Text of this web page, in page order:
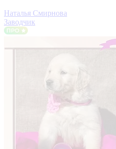
Наталья Смирнова
Заводчик